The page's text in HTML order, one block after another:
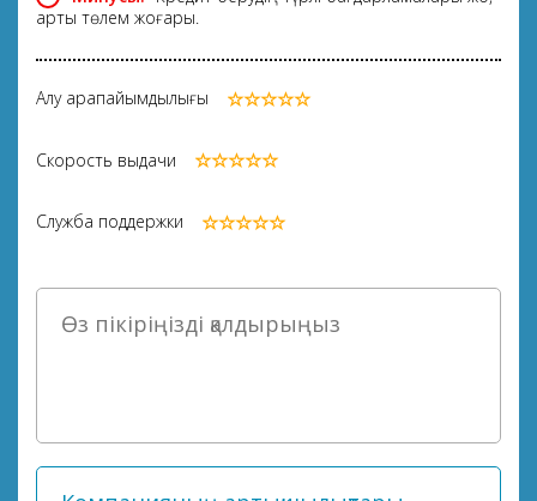
артық төлем жоғары.
Алу қарапайымдылығы
Скорость выдачи
Служба поддержки